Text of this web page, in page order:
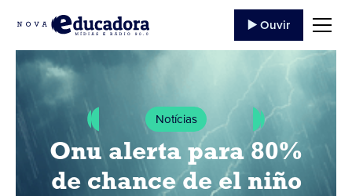
▶️ Ouvir
Notícias
Onu alerta para 80%
de chance de el niño